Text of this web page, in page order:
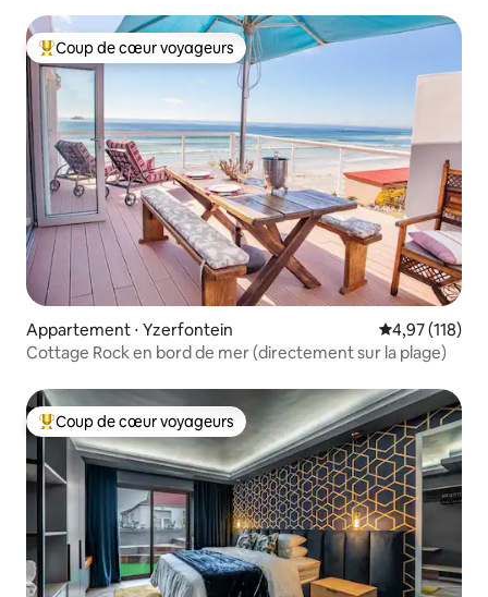
Coups de cœur voyageurs les plus appréciés
Coup de cœur voyageurs
Appartement ⋅ Yzerfontein Évaluation
4,97 (118)
Cottage Rock en bord de mer (directement sur la plage)
Coups de cœur voyageurs les plus appréciés
Coup de cœur voyageurs